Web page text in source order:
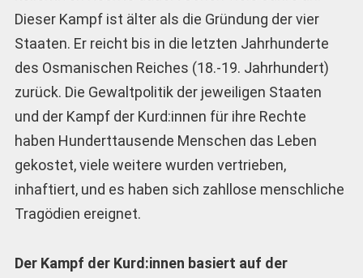
Dieser Kampf ist älter als die Gründung der vier
Staaten. Er reicht bis in die letzten Jahrhunderte
des Osmanischen Reiches (18.-19. Jahrhundert)
zurück. Die Gewaltpolitik der jeweiligen Staaten
und der Kampf der Kurd:innen für ihre Rechte
haben Hunderttausende Menschen das Leben
gekostet, viele weitere wurden vertrieben,
inhaftiert, und es haben sich zahllose menschliche
Tragödien ereignet.
Der Kampf der Kurd:innen basiert auf der